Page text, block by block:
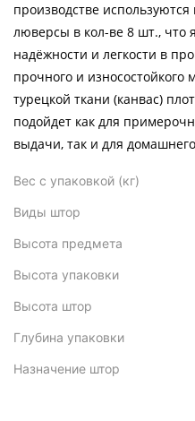
производстве
люверсы в кол-ве 8 шт., что
надёжности и легкости в
прочного и
турецкой ткани (канвас)
подойдет как для
выдачи, так и для
Характеристики
Вес с упаковкой (кг)
Виды штор
Высота предмета
Высота упаковки
Высота штор
Глубина упаковки
Назначение штор